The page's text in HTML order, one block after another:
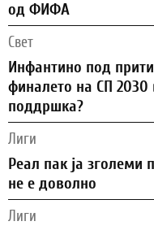
од ФИФА
Свет
Инфантино под
финалето на СП 2030
поддршка?
Лиги
Реал пак ја зголеми
не е доволно
Лиги